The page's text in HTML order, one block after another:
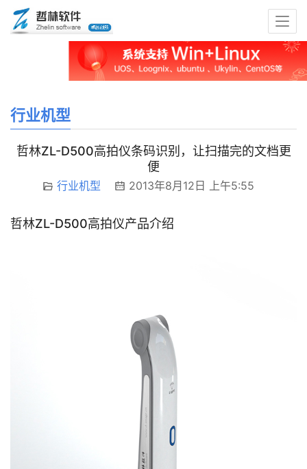
行业机型
哲林ZL-D500高拍仪条码识别，让扫描完的文档更
便
行业机型 2013年8月12日 上午5:55
哲林ZL-D500高拍仪产品介绍